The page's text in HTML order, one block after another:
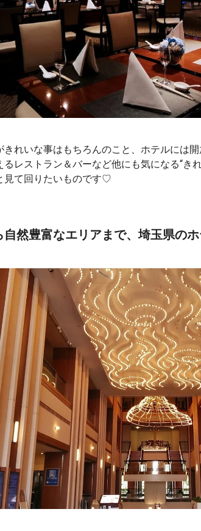
きれいな事はもちろんのこと、ホテルには
るレストラン＆バーなど他にも気になる“き
見て回りたいものです♡
然豊富なエリアまで、埼玉県の